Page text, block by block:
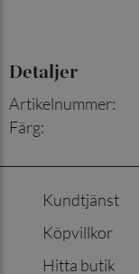
Detaljer
Artikelnummer:
Färg:
Kundtjänst
Köpvillkor
Hitta butik